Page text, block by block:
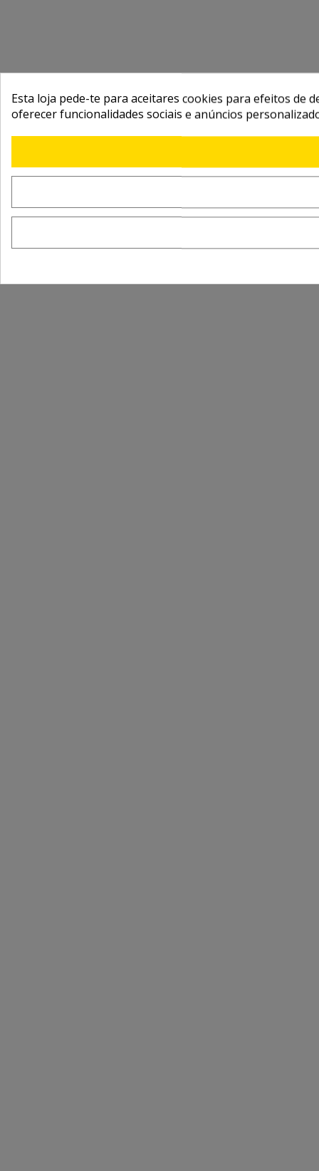
Esta loja pede-te para aceitares cookies para efeitos de
oferecer funcionalidades sociais e anúncios